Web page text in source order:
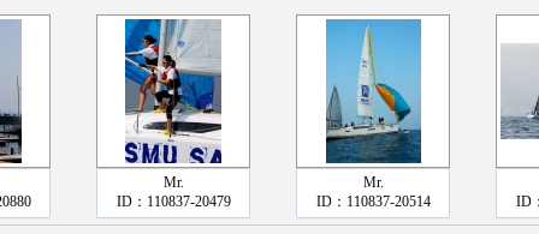
Mr.
ID：110837-20479
Mr.
ID：110837-20514
ID